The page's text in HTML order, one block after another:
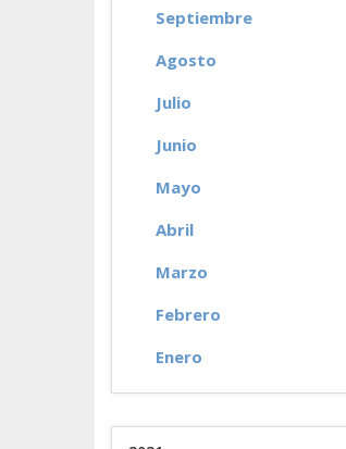
Septiembre
Agosto
Julio
Junio
Mayo
Abril
Marzo
Febrero
Enero